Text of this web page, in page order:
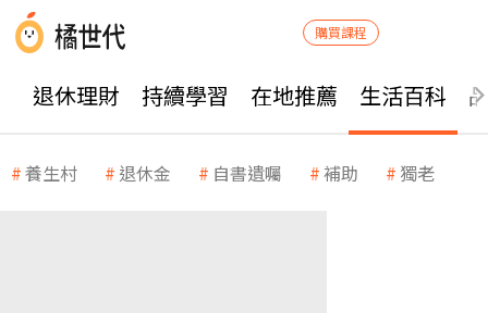
購買課程
退休理財 持續學習 在地推薦 生活百科
養生村 退休金 自書遺囑 補助 獨老